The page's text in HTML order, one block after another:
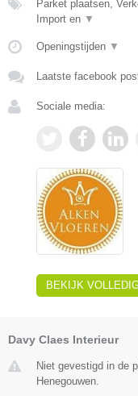
Parket plaatsen,
Import en ▼
Openingstijden ▼
Laatste facebook
Sociale media:
BEKIJK
Davy Claes Interieur
Niet gevestigd in de
Henegouwen.